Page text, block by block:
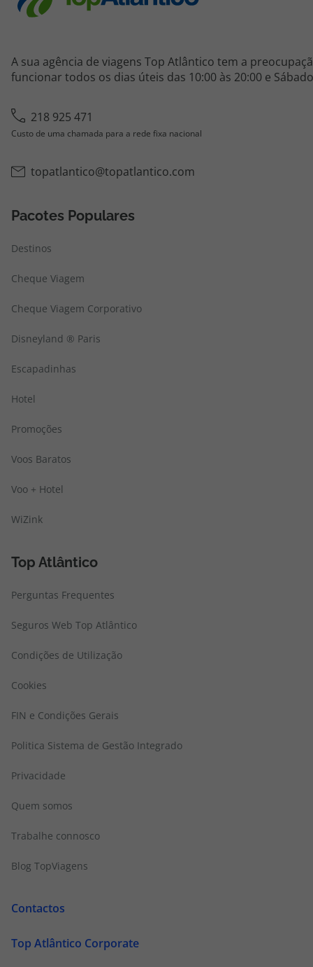
A sua agência de viagens Top Atlântico tem a
funcionar todos os dias úteis das 10:00 às 20:00 e
218 925 471
Custo de uma chamada para a rede fixa nacional
topatlantico@topatlantico.com
Pacotes Populares
Destinos
Cheque Viagem
Cheque Viagem Corporativo
Disneyland ® Paris
Escapadinhas
Hotel
Promoções
Voos Baratos
Voo + Hotel
WiZink
Top Atlântico
Perguntas Frequentes
Seguros Web Top Atlântico
Condições de Utilização
Cookies
FIN e Condições Gerais
Politica Sistema de Gestão Integrado
Privacidade
Quem somos
Trabalhe connosco
Blog TopViagens
Contactos
Top Atlântico Corporate